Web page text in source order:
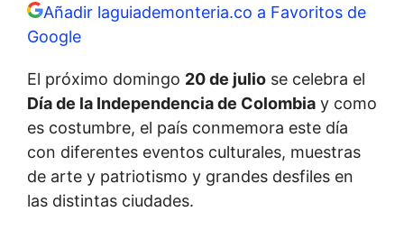
Añadir laguiademonteria.co a Favoritos de
Google
El próximo domingo 20 de julio se celebra el
Día de la Independencia de Colombia y como
es costumbre, el país conmemora este día
con diferentes eventos culturales, muestras
de arte y patriotismo y grandes desfiles en
las distintas ciudades.